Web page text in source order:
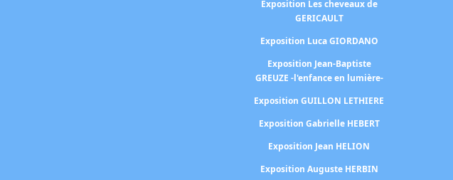
Exposition Les cheveaux de
GERICAULT
Exposition Luca GIORDANO
Exposition Jean-Baptiste
GREUZE -l'enfance en lumière-
Exposition GUILLON LETHIERE
Exposition Gabrielle HEBERT
Exposition Jean HELION
Exposition Auguste HERBIN